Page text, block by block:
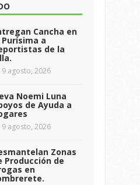
Cancha en
Purísima a
de la
9 agosto, 2026
Noemi Luna
de Ayuda a
9 agosto, 2026
Zonas
Producción de
en